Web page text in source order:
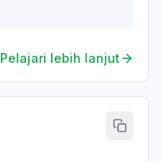
Pelajari lebih lanjut